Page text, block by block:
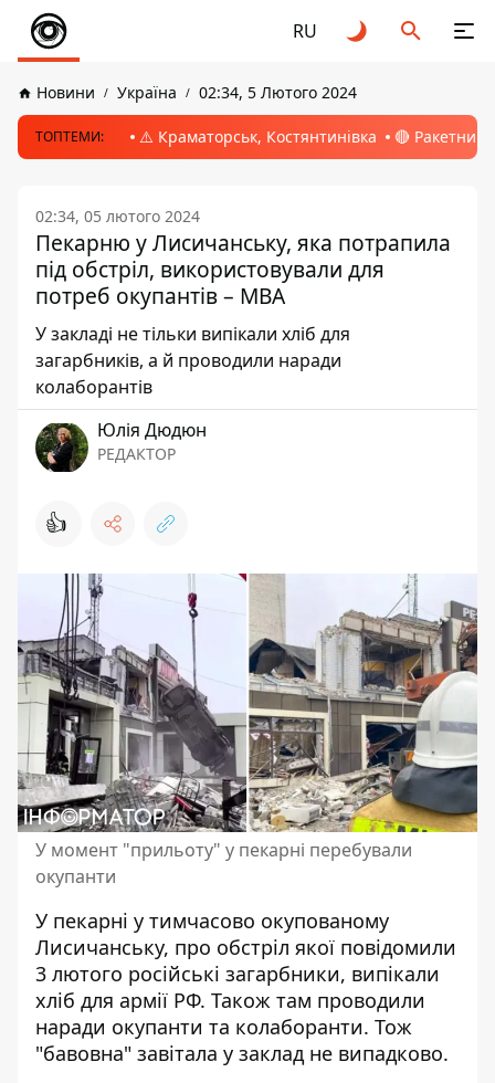
RU
Новини Україна 02:34, 5 Лютого 2024
ТОПТЕМИ: ⚠️ Краматорськ, Костянтинівка 🔴 Ракетний
02:34, 05 лютого 2024
Пекарню у Лисичанську, яка потрапила
під обстріл, використовували для
потреб окупантів – МВА
У закладі не тільки випікали хліб для
загарбників, а й проводили наради
колаборантів
Юлія Дюдюн
РЕДАКТОР
👍
У момент "прильоту" у пекарні перебували
окупанти
У пекарні у тимчасово окупованому
Лисичанську, про обстріл якої повідомили
3 лютого російські загарбники, випікали
хліб для армії РФ. Також там проводили
наради окупанти та колаборанти. Тож
"бавовна" завітала у заклад не випадково.